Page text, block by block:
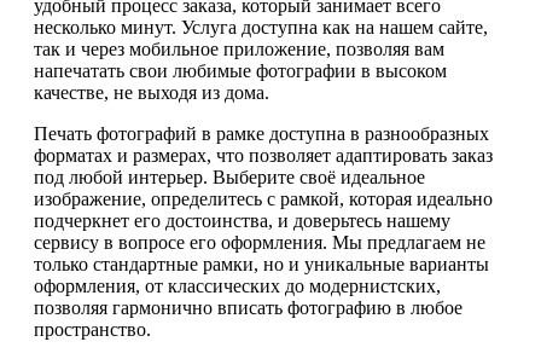
удобный процесс заказа, который занимает всего
несколько минут. Услуга доступна как на нашем сайте,
так и через мобильное приложение, позволяя вам
напечатать свои любимые фотографии в высоком
качестве, не выходя из дома.
Печать фотографий в рамке доступна в разнообразных
форматах и размерах, что позволяет адаптировать заказ
под любой интерьер. Выберите своё идеальное
изображение, определитесь с рамкой, которая идеально
подчеркнет его достоинства, и доверьтесь нашему
сервису в вопросе его оформления. Мы предлагаем не
только стандартные рамки, но и уникальные варианты
оформления, от классических до модернистских,
позволяя гармонично вписать фотографию в любое
пространство.